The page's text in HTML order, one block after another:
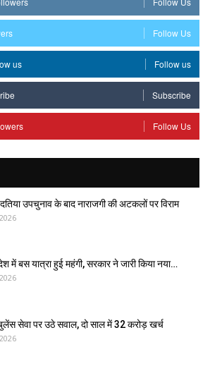
Follow Us
us Follow us
Subscribe
Follow Us
उपचुनाव के बाद नाराजगी की अटकलों पर विराम
में बस यात्रा हुई महंगी, सरकार ने जारी किया नया…
सेवा पर उठे सवाल, दो साल में ₹32 करोड़ खर्च